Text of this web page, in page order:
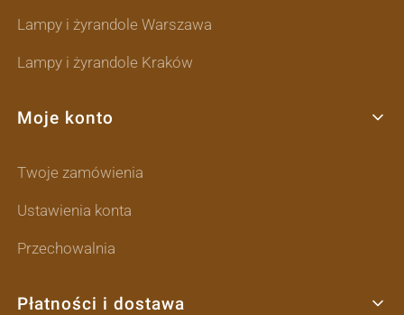
Lampy i żyrandole Warszawa
Lampy i żyrandole Kraków
Moje konto
Twoje zamówienia
Ustawienia konta
Przechowalnia
Płatności i dostawa